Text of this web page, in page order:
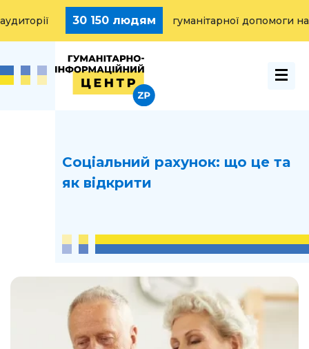
30 150 людям гуманітарної допомоги
Соціальний рахунок: що це та
як відкрити